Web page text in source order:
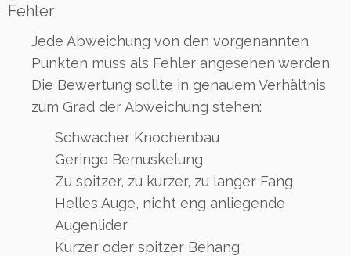
Fehler
Jede Abweichung von den vorgenannten
Punkten muss als Fehler angesehen werden.
Die Bewertung sollte in genauem Verhältnis
zum Grad der Abweichung stehen:
Schwacher Knochenbau
Geringe Bemuskelung
Zu spitzer, zu kurzer, zu langer Fang
Helles Auge, nicht eng anliegende
Augenlider
Kurzer oder spitzer Behang